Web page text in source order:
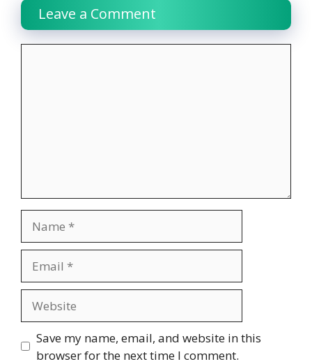
Leave a Comment
Save my name, email, and website in this
browser for the next time I comment.